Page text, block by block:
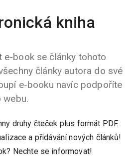
kniha
e-book se články tohoto
články autora do své
e-booku navíc podpoříte
druhy čteček plus formát PDF.
a přidávání nových článků!
Nechte se informovat!